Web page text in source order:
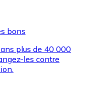
bons
plus de 40 000
les contre